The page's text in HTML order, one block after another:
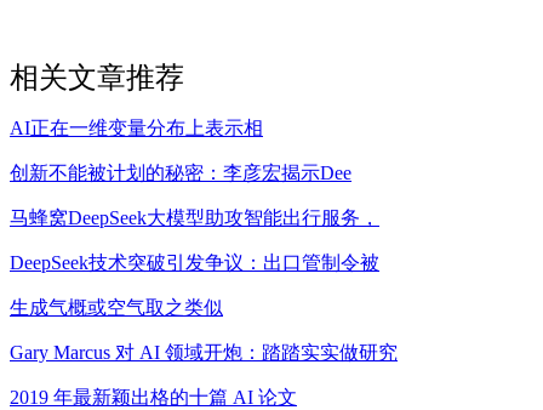
相关文章推荐
AI正在一维变量分布上表示相
创新不能被计划的秘密：李彦宏揭示Dee
马蜂窝DeepSeek大模型助攻智能出行服务，
DeepSeek技术突破引发争议：出口管制令被
生成气概或空气取之类似
Gary Marcus 对 AI 领域开炮：踏踏实实做研究
2019 年最新颖出格的十篇 AI 论文